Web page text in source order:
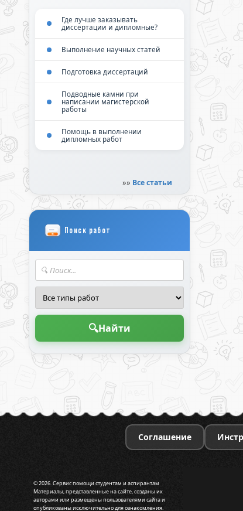
Где лучше заказывать
диссертации и дипломные?
Выполнение научных статей
Подготовка диссертаций
Подводные камни при
написании магистерской
работы
Помощь в выполнении
дипломных работ
»» Все статьи
Поиск работ
🔍Найти
Соглашение
© 2026. Сервис помощи студентам и аспирантам
Материалы, представленные на сайте, созданы их
авторами или размещены пользователями сайта и
опубликованы исключительно для ознакомления.